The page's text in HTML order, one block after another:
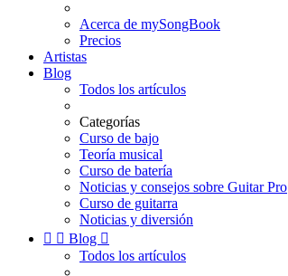
Acerca de mySongBook
Precios
Artistas
Blog
Todos los artículos
Categorías
Curso de bajo
Teoría musical
Curso de batería
Noticias y consejos sobre Guitar Pro
Curso de guitarra
Noticias y diversión
  Blog 
Todos los artículos